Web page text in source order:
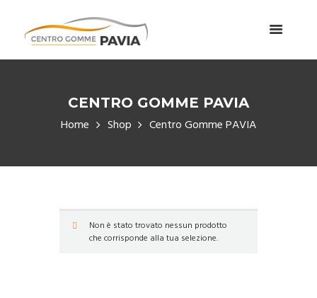
CENTRO GOMME PAVIA
Home Shop Centro Gomme PAVIA
Non è stato trovato nessun prodotto
che corrisponde alla tua selezione.